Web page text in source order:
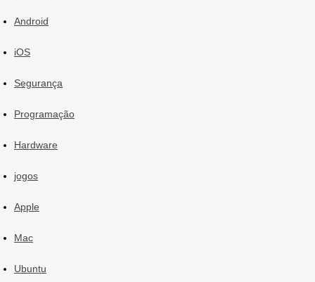
Android
iOS
Segurança
Programação
Hardware
jogos
Apple
Mac
Ubuntu